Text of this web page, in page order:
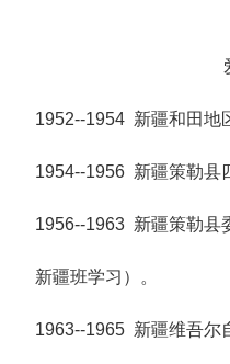
1952--1954 新疆和田地
1954--1956 新疆策勒县
1956--1963 新疆策勒县
新疆班学习）。
1963--1965 新疆维吾尔